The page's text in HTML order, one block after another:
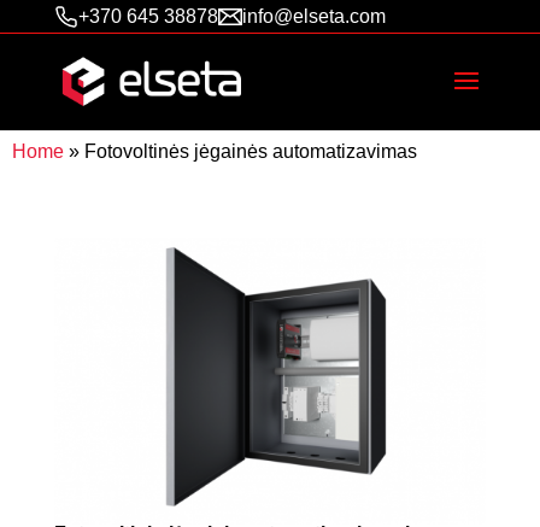
+370 645 38878 info@elseta.com
Home » Fotovoltinės jėgainės automatizavimas